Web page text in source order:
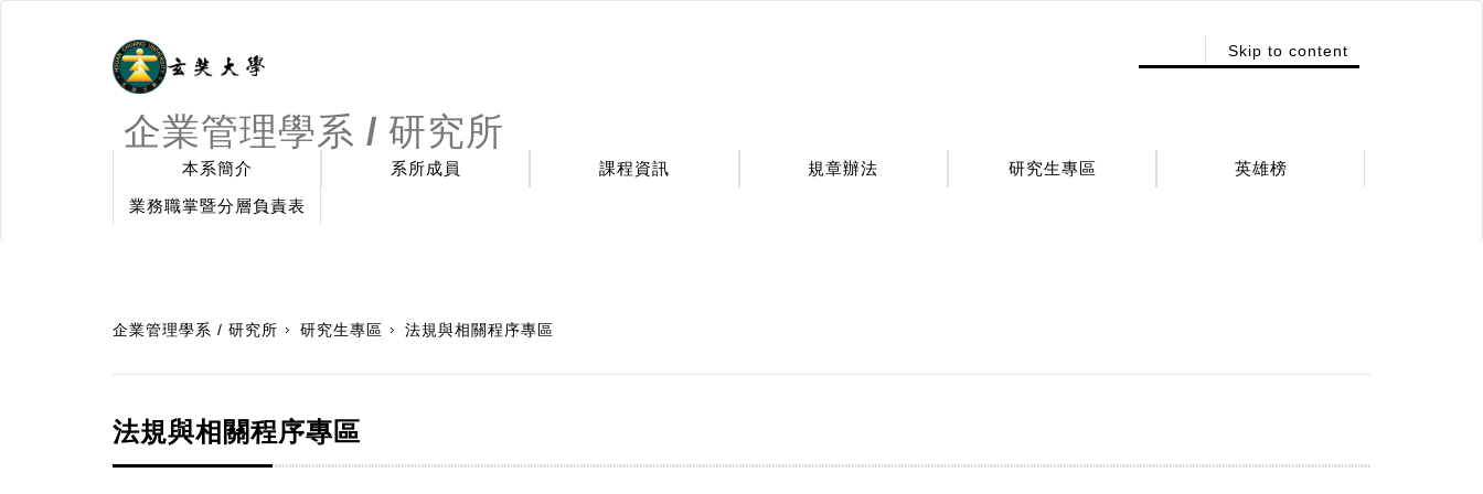
企業管理學系 / 研究所
Skip to content
本系簡介 系所成員 課程資訊 規章辦法 研究生專區
英雄榜
業務職掌暨分層負責表
企業管理學系 / 研究所 研究生專區 法規與相關程序專區
法規與相關程序專區